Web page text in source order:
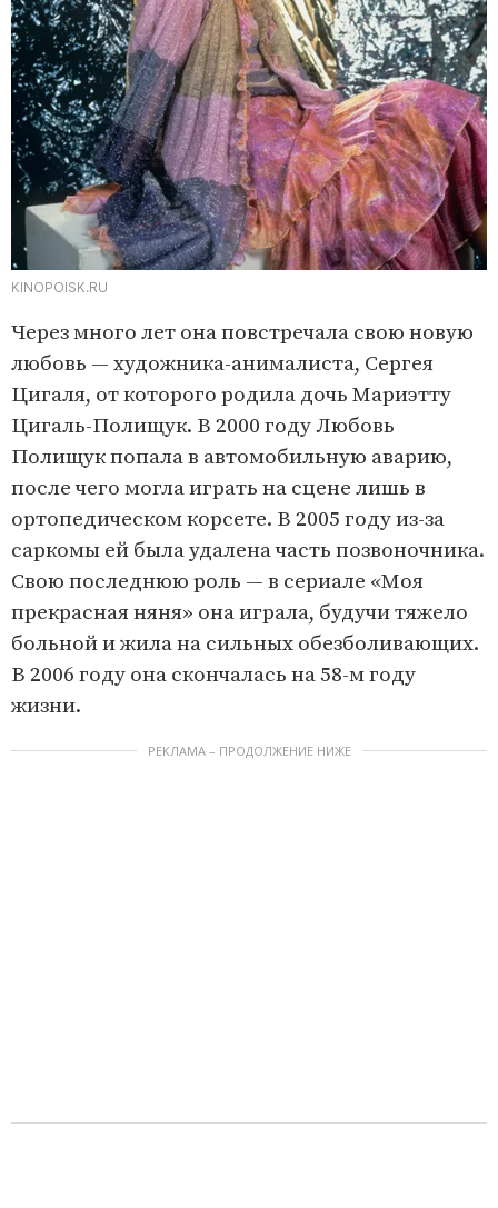
KINOPOISK.RU
Через много лет она повстречала свою новую
любовь — художника-анималиста, Сергея
Цигаля, от которого родила дочь Мариэтту
Цигаль-Полищук. В 2000 году Любовь
Полищук попала в автомобильную аварию,
после чего могла играть на сцене лишь в
ортопедическом корсете. В 2005 году из-за
саркомы ей была удалена часть позвоночника.
Свою последнюю роль — в сериале «Моя
прекрасная няня» она играла, будучи тяжело
больной и жила на сильных обезболивающих.
В 2006 году она скончалась на 58-м году
жизни.
РЕКЛАМА – ПРОДОЛЖЕНИЕ НИЖЕ